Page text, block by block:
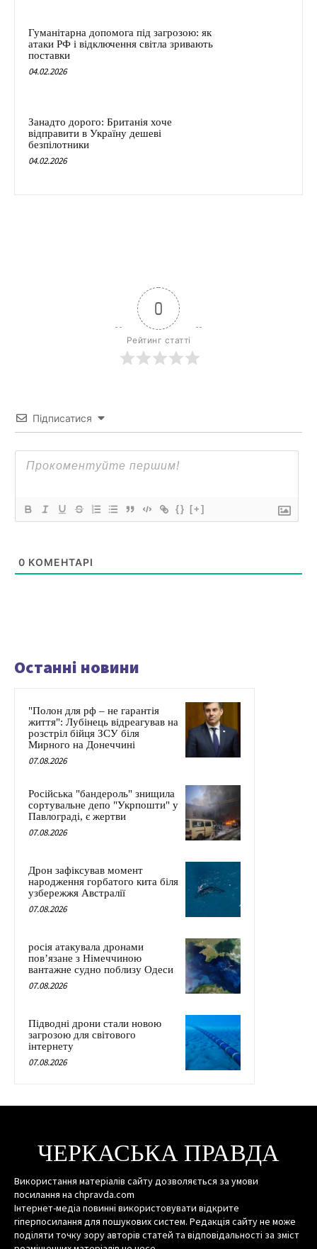
Гуманітарна допомога під загрозою: як
атаки РФ і відключення світла зривають
поставки
04.02.2026
Занадто дорого: Британія хоче
відправити в Україну дешеві
безпілотники
04.02.2026
0
Рейтинг статті
Підписатися
{} [+]
0 КОМЕНТАРІ
Останні новини
"Полон для рф – не гарантія
життя": Лубінець відреагував на
розстріл бійця ЗСУ біля
Мирного на Донеччині
07.08.2026
Російська "бандероль" знищила
сортувальне депо "Укрпошти" у
Павлограді, є жертви
07.08.2026
Дрон зафіксував момент
народження горбатого кита біля
узбережжя Австралії
07.08.2026
росія атакувала дронами
пов’язане з Німеччиною
вантажне судно поблизу Одеси
07.08.2026
Підводні дрони стали новою
загрозою для світового
інтернету
07.08.2026
ЧЕРКАСЬКА ПРАВДА
Використання матеріалів сайту дозволяється за умови
посилання на chpravda.com
Інтернет-медіа повинні використовувати відкрите
гіперпосилання для пошукових систем. Редакція сайту не може
поділяти точку зору авторів статей та відповідальності за зміст